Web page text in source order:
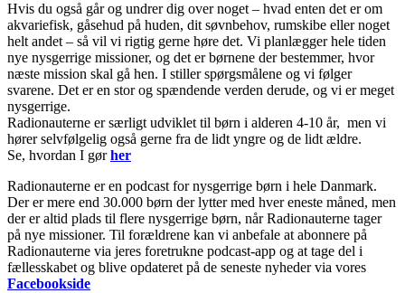
Hvis du også går og undrer dig over noget – hvad enten det er om
akvariefisk, gåsehud på huden, dit søvnbehov, rumskibe eller noget
helt andet – så vil vi rigtig gerne høre det. Vi planlægger hele tiden
nye nysgerrige missioner, og det er børnene der bestemmer, hvor
næste mission skal gå hen. I stiller spørgsmålene og vi følger
svarene. Det er en stor og spændende verden derude, og vi er meget
nysgerrige.
Radionauterne er særligt udviklet til børn i alderen 4-10 år, men vi
hører selvfølgelig også gerne fra de lidt yngre og de lidt ældre.
Se, hvordan I gørher
Radionauterne er en podcast for nysgerrige børn i hele Danmark.
Der er mere end 30.000 børn der lytter med hver eneste måned, men
der er altid plads til flere nysgerrige børn, når Radionauterne tager
på nye missioner. Til forældrene kan vi anbefale at abonnere på
Radionauterne via jeres foretrukne podcast-app og at tage del i
fællesskabet og blive opdateret på de seneste nyheder via vores
Facebookside